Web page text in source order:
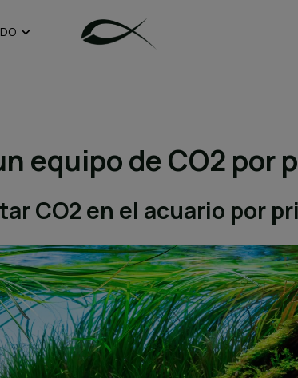
equipo de CO2 por
CO2 en el acuario por